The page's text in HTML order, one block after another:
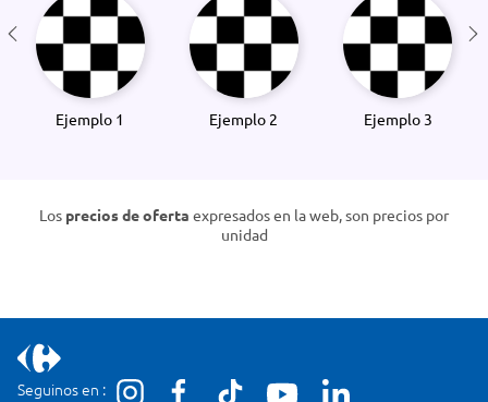
Ejemplo 1 Ejemplo 2 Ejemplo 3
Los precios de oferta expresados en la web, son precios por
unidad
Seguinos en :